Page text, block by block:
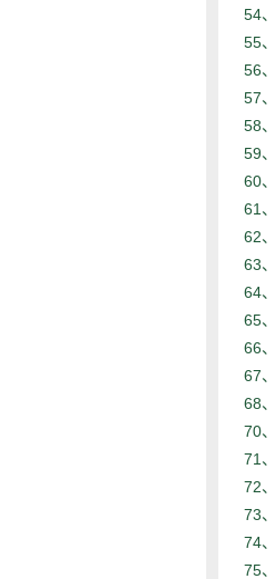
54、
55、
56、
57、
58、
59、
60、
61、
62、
63、
64、
65、
66、
67、
68、
70、
71、
72、
73、
74、
75、